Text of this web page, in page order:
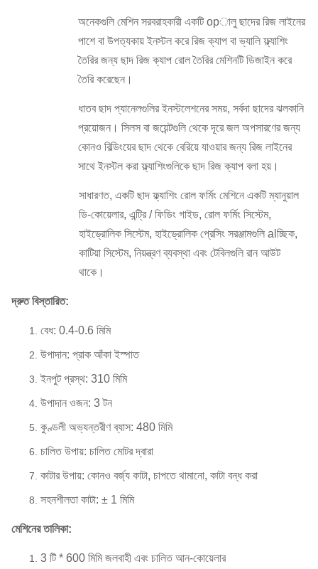
অনেকগুলি মেশিন সরবরাহকারী একটি opালু ছাদের রিজ লাইনের
পাশে বা উপত্যকায় ইনস্টল করে রিজ ক্যাপ বা ভ্যালি ফ্ল্যাশিং
তৈরির জন্য ছাদ রিজ ক্যাপ রোল তৈরির মেশিনটি ডিজাইন করে
তৈরি করেছেন।
ধাতব ছাদ প্যানেলগুলির ইনস্টলেশনের সময়, সর্বদা ছাদের ঝলকানি
প্রয়োজন। সিলস বা জয়েন্টগুলি থেকে দূরে জল অপসারণের জন্য
কোনও বিল্ডিংয়ের ছাদ থেকে বেরিয়ে যাওয়ার জন্য রিজ লাইনের
সাথে ইনস্টল করা ফ্ল্যাশিংগুলিকে ছাদ রিজ ক্যাপ বলা হয়।
সাধারণত, একটি ছাদ ফ্ল্যাশিং রোল ফর্মিং মেশিনে একটি ম্যানুয়াল
ডি-কোয়েলার, এন্ট্রি / ফিডিং গাইড, রোল ফর্মিং সিস্টেম,
হাইড্রোলিক সিস্টেম, হাইড্রোলিক প্রেসিং সরঞ্জামগুলি alচ্ছিক,
কাটিয়া সিস্টেম, নিয়ন্ত্রণ ব্যবস্থা এবং টেবিলগুলি রান আউট
থাকে।
দ্রুত বিস্তারিত:
বেধ: 0.4-0.6 মিমি
উপাদান: প্রাক আঁকা ইস্পাত
ইনপুট প্রস্থ: 310 মিমি
উপাদান ওজন: 3 টন
কুণ্ডলী অভ্যন্তরীণ ব্যাস: 480 মিমি
চালিত উপায়: চালিত মোটর দ্বারা
কাটার উপায়: কোনও বর্জ্য কাটা, চাপতে থামানো, কাটা বন্ধ করা
সহনশীলতা কাটা: ± 1 মিমি
মেশিনের তালিকা:
3 টি * 600 মিমি জলবাহী এবং চালিত আন-কোয়েলার